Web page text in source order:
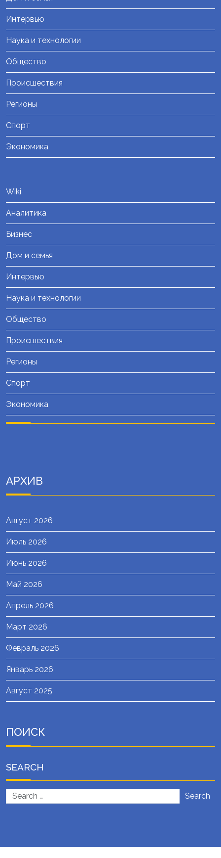
Интервью
Наука и технологии
Общество
Происшествия
Регионы
Спорт
Экономика
Wiki
Аналитика
Бизнес
Дом и семья
Интервью
Наука и технологии
Общество
Происшествия
Регионы
Спорт
Экономика
АРХИВ
Август 2026
Июль 2026
Июнь 2026
Май 2026
Апрель 2026
Март 2026
Февраль 2026
Январь 2026
Август 2025
ПОИСК
SEARCH
Search